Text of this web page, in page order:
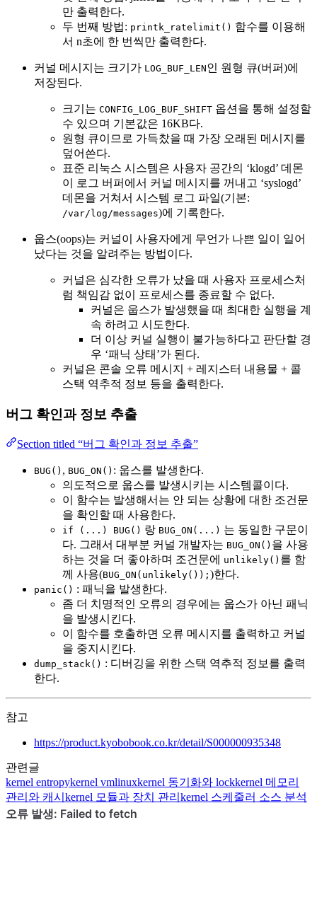
만 출력한다.
두 번째 방법: printk_ratelimit() 함수를 이용해
서 n초에 한 번씩만 출력한다.
커널 메시지는 크기가 LOG_BUF_LEN인 원형 큐(버퍼)에
저장된다.
크기는 CONFIG_LOG_BUF_SHIFT 옵션을 통해 설정할
수 있으며 기본값은 16KB다.
원형 큐이므로 가득찼을 때 가장 오래된 메시지를
덮어쓴다.
표준 리눅스 시스템은 사용자 공간의 ‘klogd’ 데몬
이 로그 버퍼에서 커널 메시지를 꺼내고 ‘syslogd’
데몬을 거쳐서 시스템 로그 파일(기본:
/var/log/messages)에 기록한다.
웁스(oops)는 커널이 사용자에게 무언가 나쁜 일이 일어
났다는 것을 알려주는 방법이다.
커널은 심각한 오류가 났을 때 사용자 프로세스처
럼 책임감 없이 프로세스를 종료할 수 없다.
커널은 웁스가 발생했을 때 최대한 실행을 계
속 하려고 시도한다.
더 이상 커널 실행이 불가능하다고 판단할 경
우 ‘패닉 상태’가 된다.
커널은 콘솔 오류 메시지 + 레지스터 내용물 + 콜
스택 역추적 정보 등을 출력한다.
버그 확인과 정보 추출
Section titled “버그 확인과 정보 추출”
BUG() , BUG_ON() : 웁스를 발생한다.
의도적으로 웁스를 발생시키는 시스템콜이다.
이 함수는 발생해서는 안 되는 상황에 대한 조건문
을 확인할 때 사용한다.
if (...) BUG() 랑 BUG_ON(...) 는 동일한 구문이
다. 그래서 대부분 커널 개발자는 BUG_ON() 을 사용
하는 것을 더 좋아하며 조건문에
unlikely() 를 함
께 사용(BUG_ON(unlikely()); )한다.
panic() : 패닉을 발생한다.
좀 더 치명적인 오류의 경우에는 웁스가 아닌 패닉
을 발생시킨다.
이 함수를 호출하면 오류 메시지를 출력하고 커널
을 중지시킨다.
dump_stack() : 디버깅을 위한 스택 역추적 정보를 출력
한다.
참고
https://product.kyobobook.co.kr/detail/S000000935348
관련글
kernel entropykernel vmlinuxkernel 동기화와 lockkernel 메모리
관리와 캐시 kernel 모듈과 장치 관리 kernel 스케줄러 소스 분석